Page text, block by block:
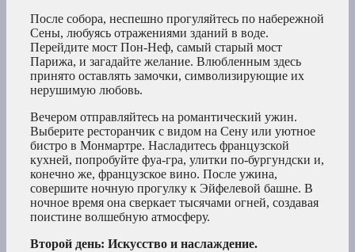
После собора, неспешно прогуляйтесь по набережной
Сены, любуясь отражениями зданий в воде.
Перейдите мост Пон-Неф, самый старый мост
Парижа, и загадайте желание. Влюбленным здесь
принято оставлять замочки, символизирующие их
нерушимую любовь.
Вечером отправляйтесь на романтический ужин.
Выберите ресторанчик с видом на Сену или уютное
бистро в Монмартре. Насладитесь французской
кухней, попробуйте фуа-гра, улитки по-бургундски и,
конечно же, французское вино. После ужина,
совершите ночную прогулку к Эйфелевой башне. В
ночное время она сверкает тысячами огней, создавая
поистине волшебную атмосферу.
Второй день: Искусство и наслаждение.